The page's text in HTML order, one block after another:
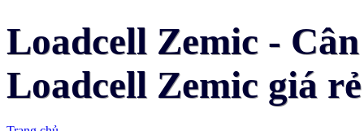
Loadcell Zemic -
Loadcell Zemic giá